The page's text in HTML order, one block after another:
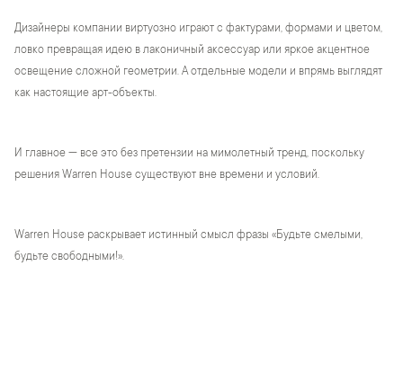
Дизайнеры компании виртуозно играют с фактурами, формами и цветом,
ловко превращая идею в лаконичный аксессуар или яркое акцентное
освещение сложной геометрии. А отдельные модели и впрямь выглядят
как настоящие арт-объекты.
И главное — все это без претензии на мимолетный тренд, поскольку
решения Warren House существуют вне времени и условий.
Warren House раскрывает истинный смысл фразы «Будьте смелыми,
будьте свободными!».